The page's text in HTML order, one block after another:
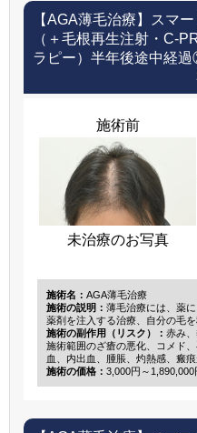
【AGA薄毛治療】
スマ
（＋毛根再生注射・C-
ラピー）半年後途中経
施術前
未治療のお写真
施術名： AGA薄毛治療
施術の説明： 薄毛治療には、薬
薬剤を注入する治療、自分の毛
施術の副作用（リスク）： 赤み
施術範囲のざ瘡の悪化、コメド
血、内出血、腫脹、灼熱感、瘢
施術の価格： 3,000円～1,890,000